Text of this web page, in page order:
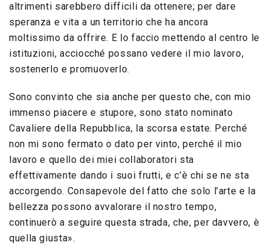
altrimenti sarebbero difficili da ottenere; per dare
speranza e vita a un territorio che ha ancora
moltissimo da offrire. E lo faccio mettendo al centro le
istituzioni, acciocché possano vedere il mio lavoro,
sostenerlo e promuoverlo.
Sono convinto che sia anche per questo che, con mio
immenso piacere e stupore, sono stato nominato
Cavaliere della Repubblica, la scorsa estate. Perché
non mi sono fermato o dato per vinto, perché il mio
lavoro e quello dei miei collaboratori sta
effettivamente dando i suoi frutti, e c’è chi se ne sta
accorgendo. Consapevole del fatto che solo l’arte e la
bellezza possono avvalorare il nostro tempo,
continuerò a seguire questa strada, che, per davvero, è
quella giusta».